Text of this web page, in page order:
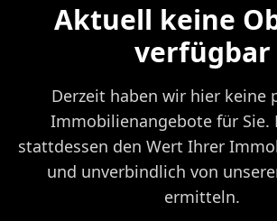
Aktuell keine
verfügbar
Derzeit haben wir hier keine
Immobilienangebote für Sie.
stattdessen den Wert Ihrer
und unverbindlich von
ermitteln.